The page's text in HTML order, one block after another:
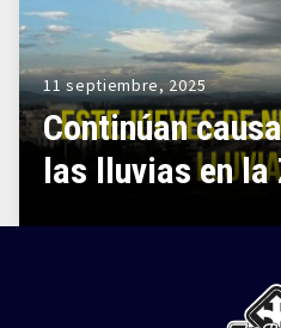
11 septiembre, 2025
Continúan
las lluvias en la